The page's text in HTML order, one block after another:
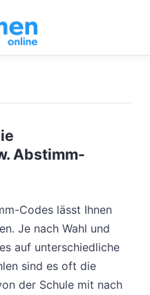
Abstimm-
Codes lässt Ihnen
Je nach Wahl und
auf unterschiedliche
sind es oft die
der Schule mit nach